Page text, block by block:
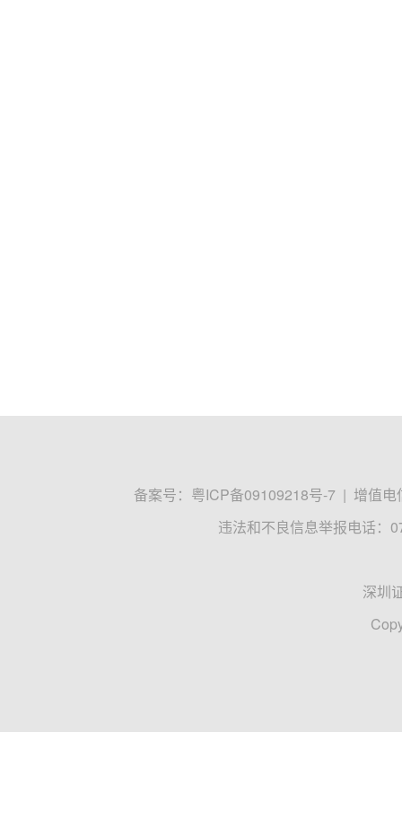
备案号： 粤ICP备09109218号-7 | 增值电
违法和不良信息举报电话：
深圳